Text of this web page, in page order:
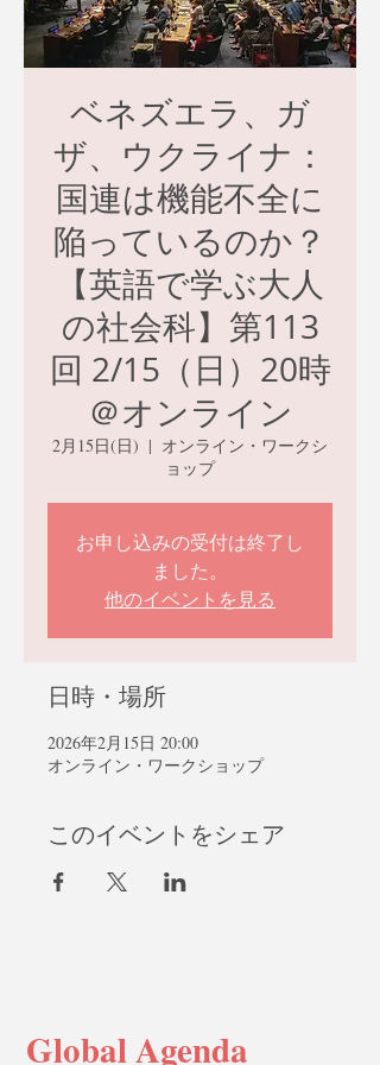
ベネズエラ、ガ
ザ、ウクライナ：
国連は機能不全に
陥っているのか？
【英語で学ぶ大人
の社会科】第113
回 2/15（日）20時
＠オンライン
2月15日(日)
  |
オンライン・ワークシ
ョップ
お申し込みの受付は終了し
ました。
他のイベントを見る
日時・場所
2026年2月15日 20:00
オンライン・ワークショップ
このイベントをシェア
Global Agenda